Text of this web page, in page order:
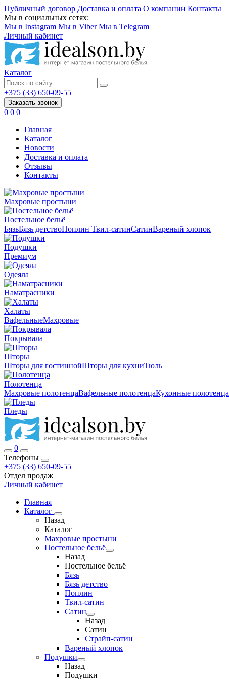
Публичный договор Доставка и оплата О компании Контакты
Мы в социальных сетях:
Мы в Instagram Мы в Viber Мы в Telegram
Личный кабинет
Каталог
+375 (33) 650-09-55
Заказать звонок
0 0 0
Главная
Каталог
Новости
Доставка и оплата
Отзывы
Контакты
Махровые простыни
Постельное бельё
БязьБязь детствоПоплин Твил-сатинСатинВареный хлопок
Подушки
Премиум
Одеяла
Наматрасники
Халаты
ВафельныеМахровые
Покрывала
Шторы
Шторы для гостиннойШторы для кухниТюль
Полотенца
Махровые полотенцаВафельные полотенцаКухонные полотенца
Пледы
0
Телефоны
+375 (33) 650-09-55
Отдел продаж
Личный кабинет
Главная
Каталог
Назад
Каталог
Махровые простыни
Постельное бельё
Назад
Постельное бельё
Бязь
Бязь детство
Поплин
Твил-сатин
Сатин
Назад
Сатин
Страйп-сатин
Вареный хлопок
Подушки
Назад
Подушки